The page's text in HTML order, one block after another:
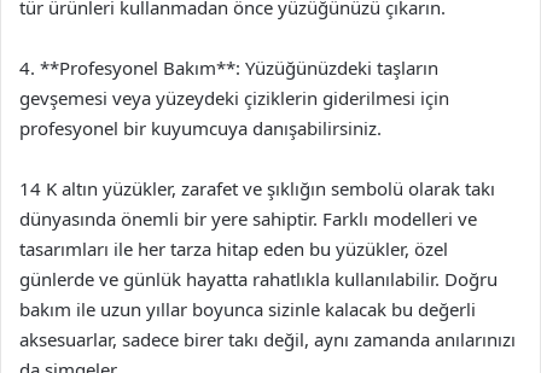
tür ürünleri kullanmadan önce yüzüğünüzü çıkarın.
4. **Profesyonel Bakım**: Yüzüğünüzdeki taşların
gevşemesi veya yüzeydeki çiziklerin giderilmesi için
profesyonel bir kuyumcuya danışabilirsiniz.
14 K altın yüzükler, zarafet ve şıklığın sembolü olarak takı
dünyasında önemli bir yere sahiptir. Farklı modelleri ve
tasarımları ile her tarza hitap eden bu yüzükler, özel
günlerde ve günlük hayatta rahatlıkla kullanılabilir. Doğru
bakım ile uzun yıllar boyunca sizinle kalacak bu değerli
aksesuarlar, sadece birer takı değil, aynı zamanda anılarınızı